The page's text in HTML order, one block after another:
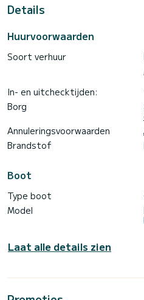
Donji Seget
douche.
Deze boot is uitgerust met
een Rolgenua. Het heeft de
Boekingsaanvragen en
SamBoat afgehandeld. U krijgt
Details
Huurvoorwaarden
Soort verhuur
In- en uitchecktijden:
Borg
Annuleringsvoorwaarden
Brandstof
Boot
Type boot
Model
Laat alle details zien